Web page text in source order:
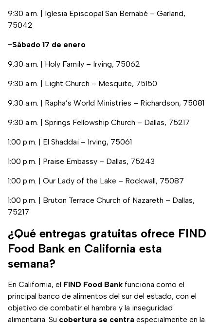
9:30 a.m. | Iglesia Episcopal San Bernabé – Garland,
75042
-Sábado 17 de enero
9:30 a.m. | Holy Family – Irving, 75062
9:30 a.m. | Light Church – Mesquite, 75150
9:30 a.m. | Rapha’s World Ministries – Richardson, 75081
9:30 a.m. | Springs Fellowship Church – Dallas, 75217
1:00 p.m. | El Shaddai – Irving, 75061
1:00 p.m. | Praise Embassy – Dallas, 75243
1:00 p.m. | Our Lady of the Lake – Rockwall, 75087
1:00 p.m. | Bruton Terrace Church of Nazareth – Dallas,
75217
¿Qué entregas gratuitas ofrece FIND
Food Bank en California esta
semana?
En California, el FIND Food Bank funciona como el
principal banco de alimentos del sur del estado, con el
objetivo de combatir el hambre y la inseguridad
alimentaria. Su cobertura se centra especialmente en la